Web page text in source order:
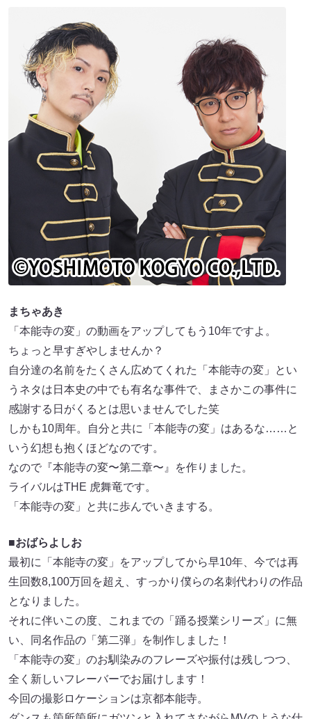
まちゃあき
「本能寺の変」の動画をアップしてもう10年ですよ。
ちょっと早すぎやしませんか？
自分達の名前をたくさん広めてくれた「本能寺の変」とい
うネタは日本史の中でも有名な事件で、まさかこの事件に
感謝する日がくるとは思いませんでした笑
しかも10周年。自分と共に「本能寺の変」はあるな……と
いう幻想も抱くほどなのです。
なので『本能寺の変〜第二章〜』を作りました。
ライバルはTHE 虎舞竜です。
「本能寺の変」と共に歩んでいきまする。
■おばらよしお
最初に「本能寺の変」をアップしてから早10年、今では再
生回数8,100万回を超え、すっかり僕らの名刺代わりの作品
となりました。
それに伴いこの度、これまでの「踊る授業シリーズ」に無
い、同名作品の「第二弾」を制作しました！
「本能寺の変」のお馴染みのフレーズや振付は残しつつ、
全く新しいフレーバーでお届けします！
今回の撮影ロケーションは京都本能寺。